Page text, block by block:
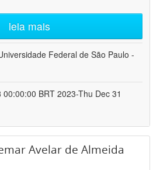
leia mais
Federal de São Paulo -
00:00:00 BRT 2023-Thu Dec 31
Avelar de Almeida